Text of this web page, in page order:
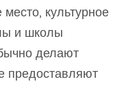
культурное
и школы
делают
предоставляют